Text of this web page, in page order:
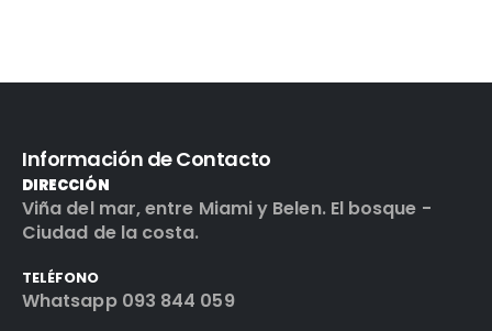
Información de Contacto
DIRECCIÓN
Viña del mar, entre Miami y Belen. El bosque -
Ciudad de la costa.
TELÉFONO
Whatsapp 093 844 059